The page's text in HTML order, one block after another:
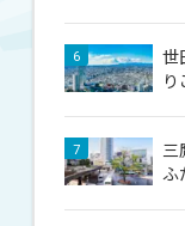
6
世
7
三
ふ